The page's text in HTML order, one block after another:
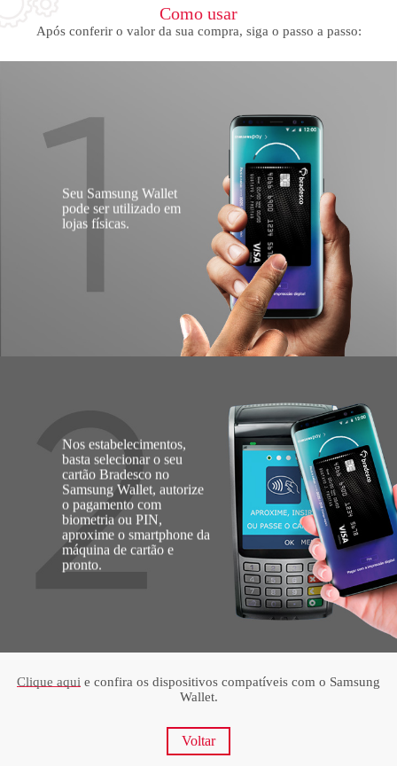
Como usar
Após conferir o valor da sua compra, siga o passo a passo:
Seu Samsung Wallet
pode ser utilizado em
lojas físicas.
Nos estabelecimentos,
basta selecionar o seu
cartão Bradesco no
Samsung Wallet, autorize
o pagamento com
biometria ou PIN,
aproxime o smartphone da
máquina de cartão e
pronto.
Clique aqui e confira os dispositivos compatíveis com o Samsung
Wallet.
Voltar